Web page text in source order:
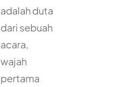
adalah duta
dari sebuah
acara,
wajah
pertama